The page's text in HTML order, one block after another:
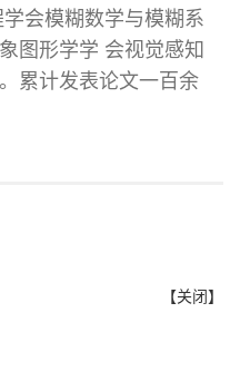
会模糊数学与模糊系
图形学学 会视觉感知
累计发表论文一百余
【关闭】